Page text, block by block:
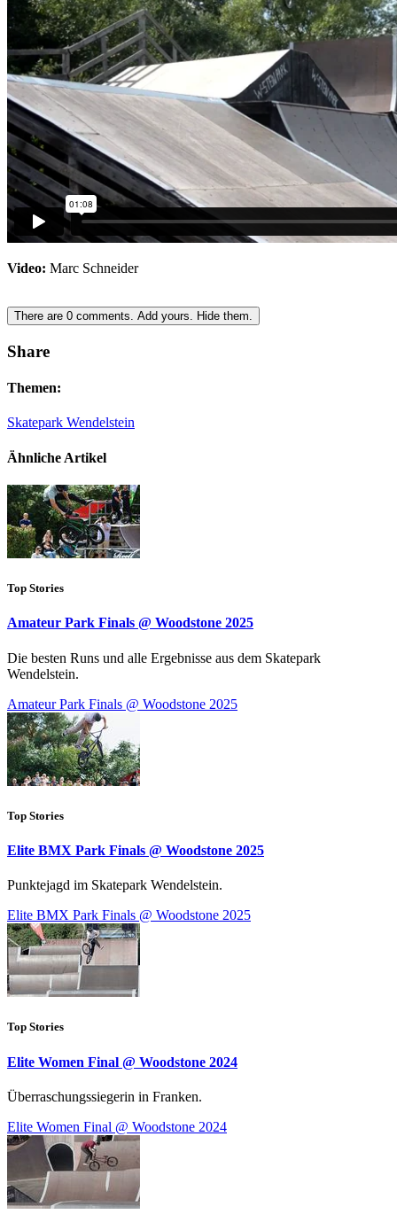
Video: Marc Schneider
There are 0 comments. Add yours. Hide them.
Share
Themen:
Skatepark Wendelstein
Ähnliche Artikel
Top Stories
Amateur Park Finals @ Woodstone 2025
Die besten Runs und alle Ergebnisse aus dem Skatepark
Wendelstein.
Amateur Park Finals @ Woodstone 2025
Top Stories
Elite BMX Park Finals @ Woodstone 2025
Punktejagd im Skatepark Wendelstein.
Elite BMX Park Finals @ Woodstone 2025
Top Stories
Elite Women Final @ Woodstone 2024
Überraschungssiegerin in Franken.
Elite Women Final @ Woodstone 2024